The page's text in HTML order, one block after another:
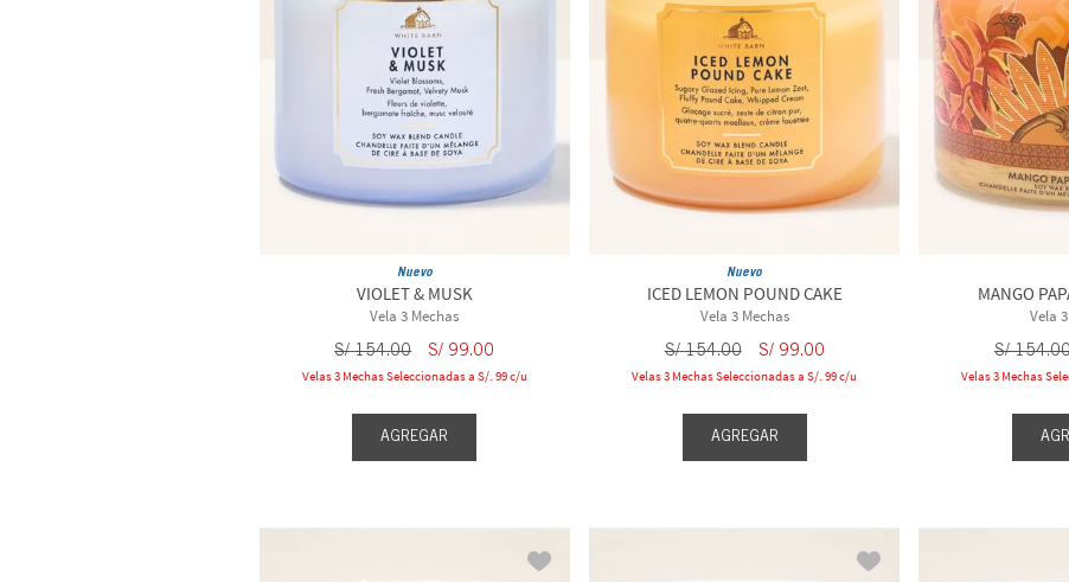
Nuevo
VIOLET & MUSK
Vela 3 Mechas
S/ 154.00 S/ 99.00
Velas 3 Mechas Seleccionadas a S/. 99 c/u
AGREGAR
Nuevo
ICED LEMON POUND CAKE
Vela 3 Mechas
S/ 154.00 S/ 99.00
Velas 3 Mechas Seleccionadas a S/. 99 c/u
AGREGAR
MANGO
Vela
S/ 154.
Velas 3 Mechas